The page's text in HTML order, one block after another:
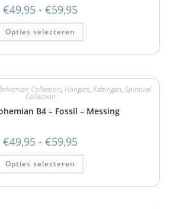
€49,95 - €59,95
Opties selecteren
Collection, Hangers, Kettingen, Spiritual
Collection
B4 – Fossil – Messing
€49,95 - €59,95
Opties selecteren